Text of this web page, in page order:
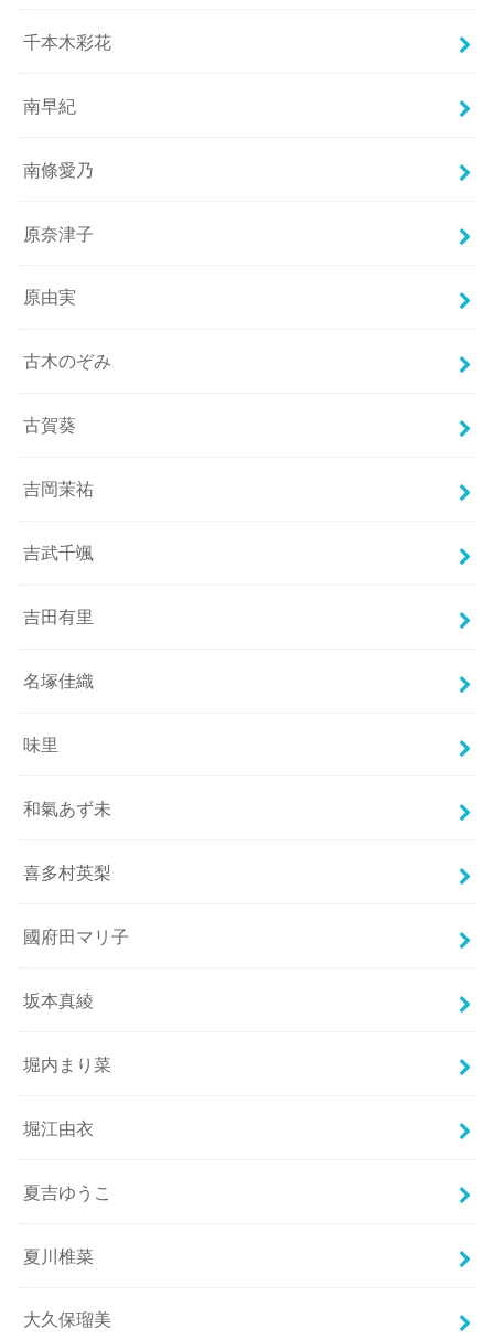
千本木彩花
南早紀
南條愛乃
原奈津子
原由実
古木のぞみ
古賀葵
吉岡茉祐
吉武千颯
吉田有里
名塚佳織
味里
和氣あず未
喜多村英梨
國府田マリ子
坂本真綾
堀内まり菜
堀江由衣
夏吉ゆうこ
夏川椎菜
大久保瑠美